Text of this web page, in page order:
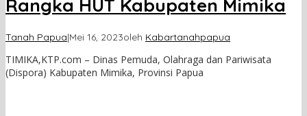
Rangka HUT Kabupaten Mimika
Tanah Papua|Mei 16, 2023oleh Kabartanahpapua
TIMIKA,KTP.com – Dinas Pemuda, Olahraga dan Pariwisata
(Dispora) Kabupaten Mimika, Provinsi Papua